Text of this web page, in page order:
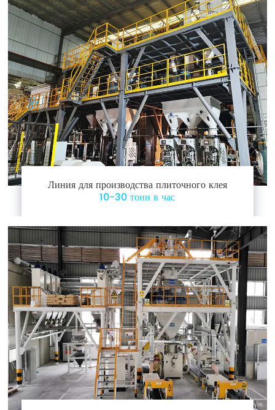
Линия для производства плиточного клея
10-30 тонн в час